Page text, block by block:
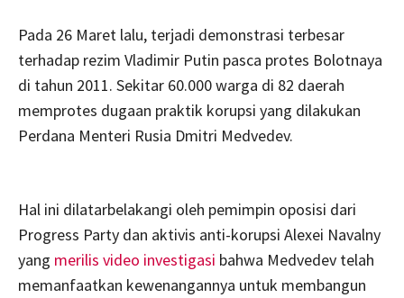
Pada 26 Maret lalu, terjadi demonstrasi terbesar
terhadap rezim Vladimir Putin pasca protes Bolotnaya
di tahun 2011. Sekitar 60.000 warga di 82 daerah
memprotes dugaan praktik korupsi yang dilakukan
Perdana Menteri Rusia Dmitri Medvedev.
Hal ini dilatarbelakangi oleh pemimpin oposisi dari
Progress Party dan aktivis anti-korupsi Alexei Navalny
yang merilis video investigasi bahwa Medvedev telah
memanfaatkan kewenangannya untuk membangun